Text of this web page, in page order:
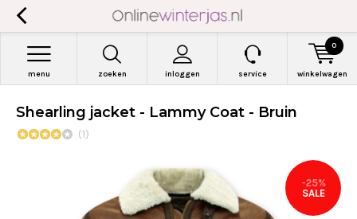
zoeken inloggen
menu service winkelwagen
0
Shearling jacket - Lammy Coat - Bruin
(1)
-25%
SALE